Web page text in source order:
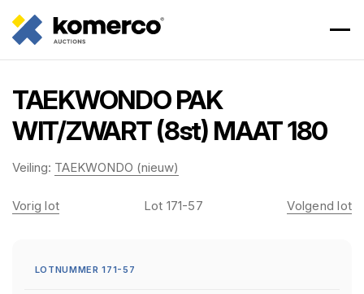
TAEKWONDO PAK
WIT/ZWART (8st) MAAT 180
Veiling: TAEKWONDO (nieuw)
Vorig lot Lot 171-57 Volgend lot
LOTNUMMER 171-57